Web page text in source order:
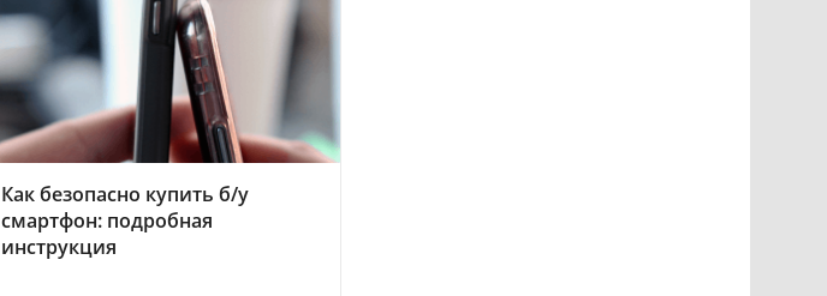
Как безопасно купить б/у
смартфон: подробная
инструкция